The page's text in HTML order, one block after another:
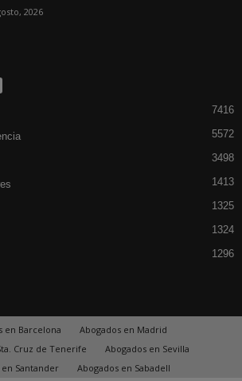
2026
7416
5572
3498
1413
1325
1324
1296
en Barcelona
Abogados en Madrid
Cruz de Tenerife
Abogados en Sevilla
Santander
Abogados en Sabadell